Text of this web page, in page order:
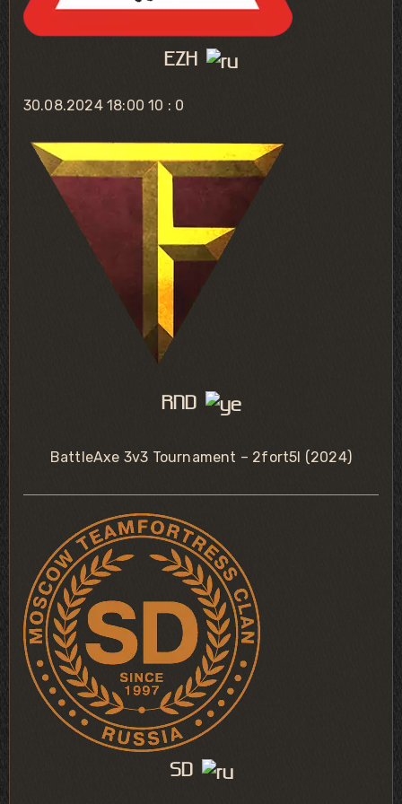
EZH
30.08.2024 18:0010 : 0
RND
BattleAxe 3v3 Tournament – 2fort5l (2024)
SD